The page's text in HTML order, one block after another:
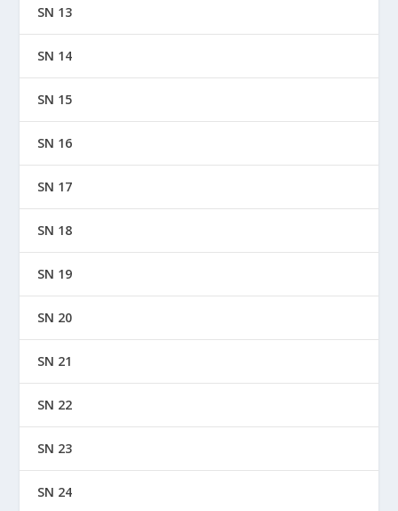
SN 13
SN 14
SN 15
SN 16
SN 17
SN 18
SN 19
SN 20
SN 21
SN 22
SN 23
SN 24